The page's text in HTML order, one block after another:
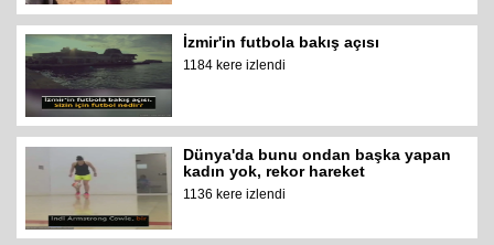
İzmir'in futbola bakış açısı
1184 kere izlendi
Dünya'da bunu ondan başka yapan
kadın yok, rekor hareket
1136 kere izlendi